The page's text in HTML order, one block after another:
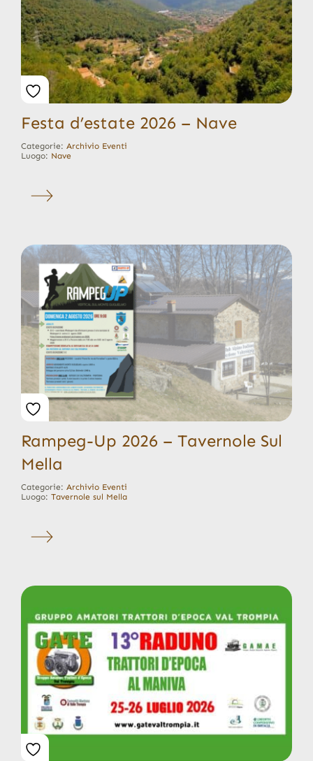
Festa d’estate 2026 – Nave
Categorie: Archivio Eventi
Luogo: Nave
Rampeg-Up 2026 – Tavernole Sul
Mella
Categorie: Archivio Eventi
Luogo: Tavernole sul Mella